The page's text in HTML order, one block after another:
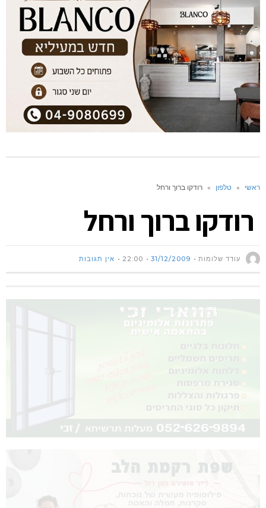
ראשי » טלפון » רודקו ברוך ורחל
רודקו ברוך ורחל
עודד שלומות 31/12/2009
22:00 אין תגובות